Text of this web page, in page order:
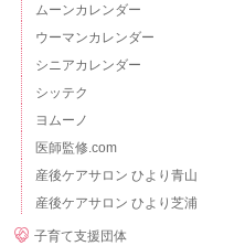
ムーンカレンダー
ウーマンカレンダー
シニアカレンダー
シッテク
ヨムーノ
医師監修.com
産後ケアサロン ひより青山
産後ケアサロン ひより芝浦
子育て支援団体